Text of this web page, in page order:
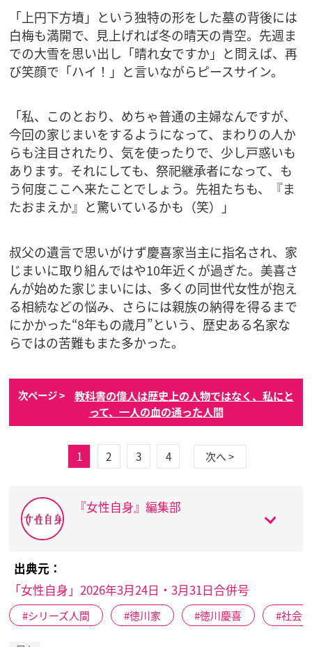
「上円下方墳」という独特の形をした墓の背後には
白梅も満開で、見上げれば冬の晴天の青空。先週ま
での大雪を思い出し「晴れ女ですか」と問えば、再
び笑顔で「ハイ！」と言いながらピースサイン。
「私、このとおり、めちゃ普通の主婦なんですが、
今回の家じまいをするようになって、まわりの人か
らも注目されたり、気を使ったりで、少し戸惑いも
あります。それにしても、祭祀継承者になって、も
う何度ここへ来たことでしょう。先祖たちも、『ま
たおまえか』と驚いているかも（笑）」
叔父の遺言で思いがけず慶喜家当主に指名され、家
じまいに取り組んではや10年近くが過ぎた。美喜さ
んが始めた家じまいには、多くの同世代女性が抱え
る相続などの悩み、さらには親族の納得を得るまで
にかかった“8年もの歳月”という、歴史ある名家な
らではの苦難もまた多かった。
次ページ >
教科書の偉人は歴史上の人物ではなく、私にと
って、一人の血の通った人間
1 2 3 4 次へ >
『女性自身』編集部
出典元：
「女性自身」2026年3月24日・3月31日合併号
シリーズ人間 徳川家 徳川慶喜 社会